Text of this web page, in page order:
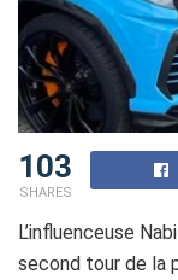
103
SHARES
L’influenceuse
second tour de la